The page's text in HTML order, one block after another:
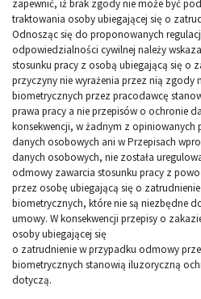
zapewnić, iż brak zgody nie może być
traktowania osoby ubiegającej się o
Odnosząc się do proponowanych
odpowiedzialności cywilnej należy
stosunku pracy z osobą ubiegającą się o
przyczyny nie wyrażenia przez nią zgody
biometrycznych przez pracodawcę
prawa pracy a nie przepisów o ochronie
konsekwencji, w żadnym z opiniowanych
danych osobowych ani w Przepisach
danych osobowych, nie została
odmowy zawarcia stosunku pracy z
przez osobę ubiegającą się o
biometrycznych, które nie są niezbędne
umowy. W konsekwencji przepisy o
osoby ubiegającej się
o zatrudnienie w przypadku odmowy
biometrycznych stanowią iluzoryczną
dotyczą.